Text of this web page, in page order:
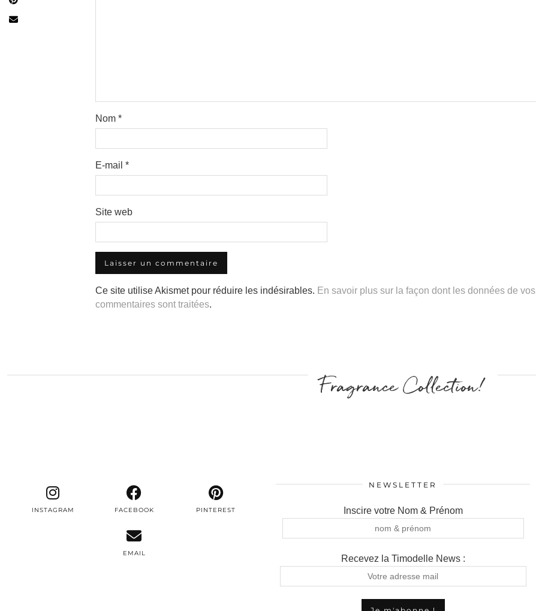
Nom *
E-mail *
Site web
Ce site utilise Akismet pour réduire les indésirables. En savoir plus sur la façon dont les données de vos
commentaires sont traitées.
Fragrance Collection!
INSTAGRAM FACEBOOK PINTEREST
EMAIL
NEWSLETTER
Inscire votre Nom & Prénom
Recevez la Timodelle News :